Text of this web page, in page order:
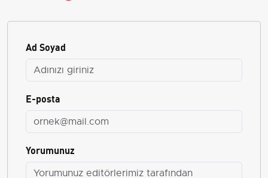
Ad Soyad
E-posta
Yorumunuz